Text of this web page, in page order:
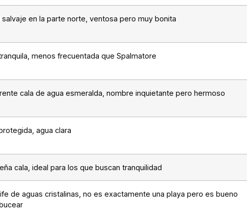
salvaje en la parte norte, ventosa pero muy bonita
menos frecuentada que Spalmatore
cala de agua esmeralda, nombre inquietante pero hermoso
agua clara
cala, ideal para los que buscan tranquilidad
de aguas cristalinas, no es exactamente una playa pero es bueno